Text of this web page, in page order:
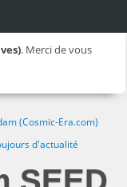
. Merci de vous
(Cosmic-Era.com)
d'actualité